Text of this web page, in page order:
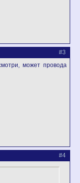
#3
может провода
#4